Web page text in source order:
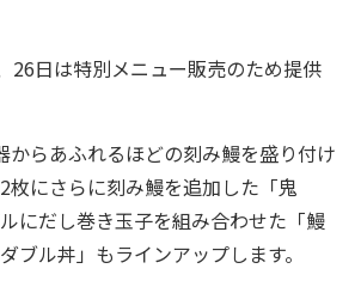
26日は特別メニュー販売のため提供
らあふれるほどの刻み鰻を盛り付け
枚にさらに刻み鰻を追加した「鬼
にだし巻き玉子を組み合わせた「鰻
ブル丼」もラインアップします。